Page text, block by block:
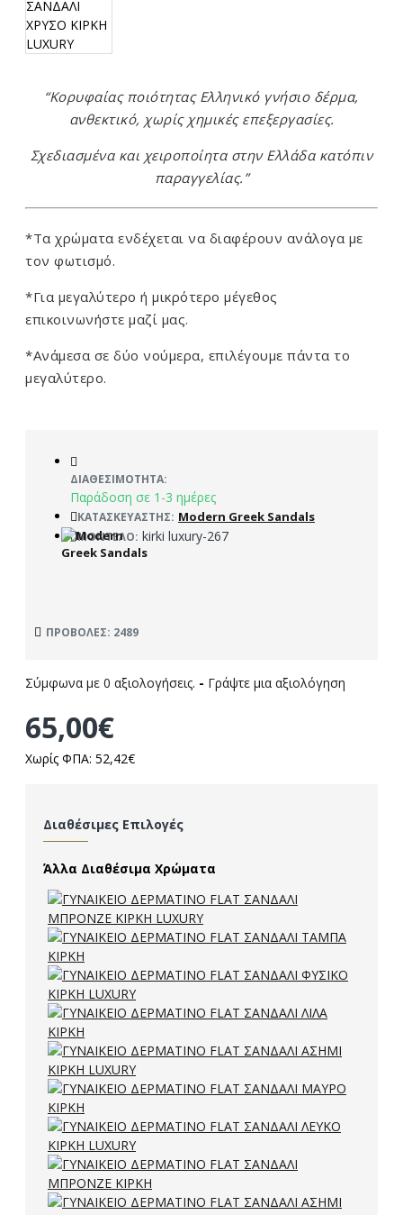
“Κορυφαίας ποιότητας Ελληνικό γνήσιο δέρμα,
ανθεκτικό, χωρίς χημικές επεξεργασίες.
Σχεδιασμένα και χειροποίητα στην Ελλάδα κατόπιν
παραγγελίας.”
*Τα χρώματα ενδέχεται να διαφέρουν ανάλογα με
τον φωτισμό.
*Για μεγαλύτερο ή μικρότερο μέγεθος
επικοινωνήστε μαζί μας.
*Ανάμεσα σε δύο νούμερα, επιλέγουμε πάντα το
μεγαλύτερο.
ΔΙΑΘΕΣΙΜΌΤΗΤΑ:
Παράδοση σε 1-3 ημέρες
ΚΑΤΑΣΚΕΥΑΣΤΉΣ: Modern Greek Sandals
ΜΟΝΤΈΛΟ: kirki luxury-267
ΠΡΟΒΟΛΈΣ: 2489
Σύμφωνα με 0 αξιολογήσεις. - Γράψτε μια αξιολόγηση
65,00€
Χωρίς ΦΠΑ: 52,42€
Διαθέσιμες Επιλογές
Άλλα Διαθέσιμα Χρώματα